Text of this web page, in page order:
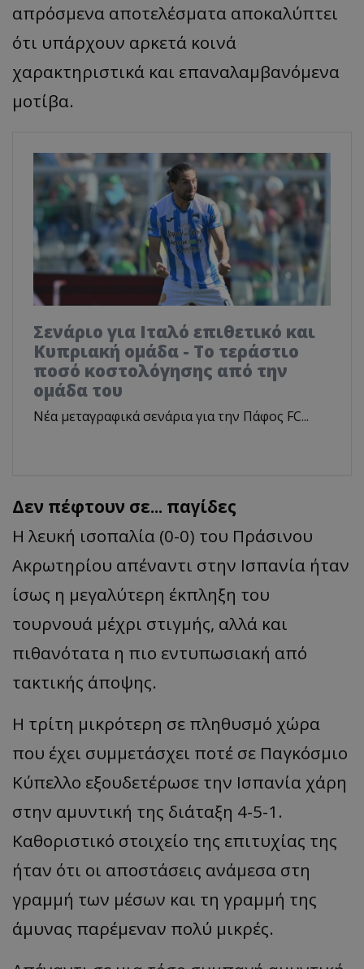
απρόσμενα αποτελέσματα αποκαλύπτει
ότι υπάρχουν αρκετά κοινά
χαρακτηριστικά και επαναλαμβανόμενα
μοτίβα.
Σενάριο για Ιταλό επιθετικό και
Κυπριακή ομάδα - Το τεράστιο
ποσό κοστολόγησης από την
ομάδα του
Νέα μεταγραφικά σενάρια για την Πάφος FC...
Δεν πέφτουν σε... παγίδες
Η λευκή ισοπαλία (0-0) του Πράσινου
Ακρωτηρίου απέναντι στην Ισπανία ήταν
ίσως η μεγαλύτερη έκπληξη του
τουρνουά μέχρι στιγμής, αλλά και
πιθανότατα η πιο εντυπωσιακή από
τακτικής άποψης.
Η τρίτη μικρότερη σε πληθυσμό χώρα
που έχει συμμετάσχει ποτέ σε Παγκόσμιο
Κύπελλο εξουδετέρωσε την Ισπανία χάρη
στην αμυντική της διάταξη 4-5-1.
Καθοριστικό στοιχείο της επιτυχίας της
ήταν ότι οι αποστάσεις ανάμεσα στη
γραμμή των μέσων και τη γραμμή της
άμυνας παρέμεναν πολύ μικρές.